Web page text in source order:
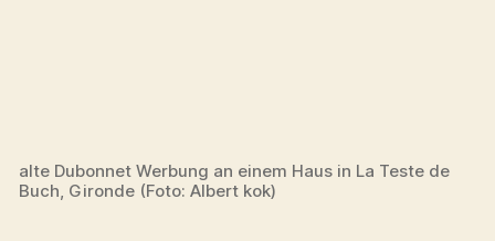
alte Dubonnet Werbung an einem Haus in La Teste de
Buch, Gironde (Foto: Albert kok)